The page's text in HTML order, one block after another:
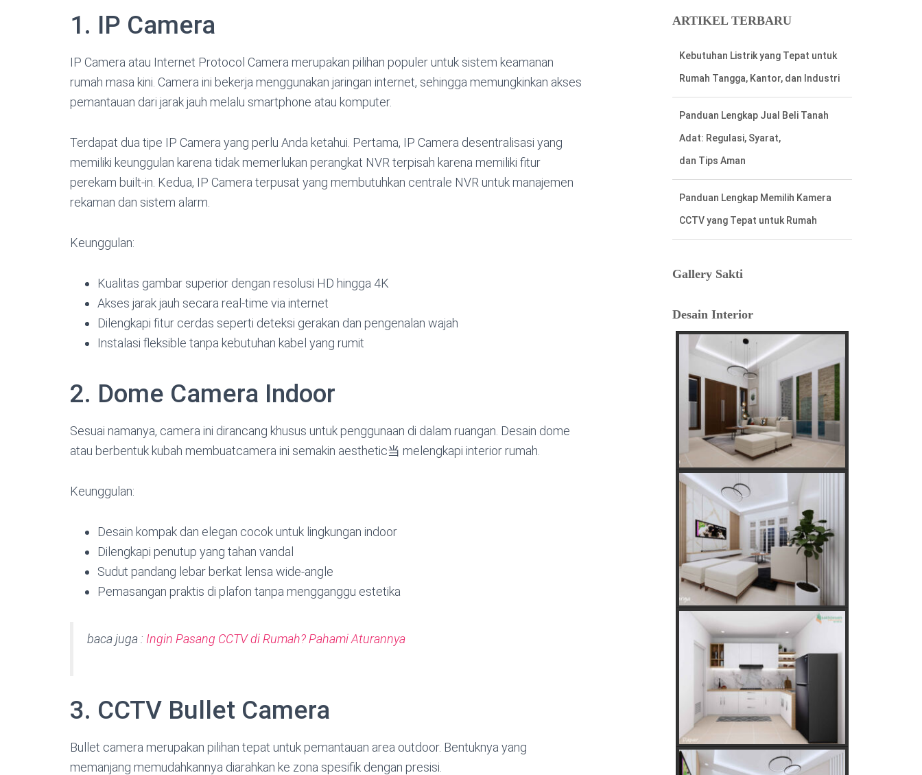
1. IP Camera
IP Camera atau Internet Protocol Camera merupakan pilihan populer untuk sistem keamanan
rumah masa kini. Camera ini bekerja menggunakan jaringan internet, sehingga memungkinkan akses
pemantauan dari jarak jauh melalu smartphone atau komputer.
Terdapat dua tipe IP Camera yang perlu Anda ketahui. Pertama, IP Camera desentralisasi yang
memiliki keunggulan karena tidak memerlukan perangkat NVR terpisah karena memiliki fitur
perekam built-in. Kedua, IP Camera terpusat yang membutuhkan centrale NVR untuk manajemen
rekaman dan sistem alarm.
Keunggulan:
Kualitas gambar superior dengan resolusi HD hingga 4K
Akses jarak jauh secara real-time via internet
Dilengkapi fitur cerdas seperti deteksi gerakan dan pengenalan wajah
Instalasi fleksible tanpa kebutuhan kabel yang rumit
2. Dome Camera Indoor
Sesuai namanya, camera ini dirancang khusus untuk penggunaan di dalam ruangan. Desain dome
atau berbentuk kubah membuatcamera ini semakin aesthetic当 melengkapi interior rumah.
Keunggulan:
Desain kompak dan elegan cocok untuk lingkungan indoor
Dilengkapi penutup yang tahan vandal
Sudut pandang lebar berkat lensa wide-angle
Pemasangan praktis di plafon tanpa mengganggu estetika
baca juga : Ingin Pasang CCTV di Rumah? Pahami Aturannya
3. CCTV Bullet Camera
Bullet camera merupakan pilihan tepat untuk pemantauan area outdoor. Bentuknya yang
memanjang memudahkannya diarahkan ke zona spesifik dengan presisi.
ARTIKEL TERBARU
Panduan Lengkap Jual Beli Tanah
Adat: Regulasi, Syarat,
dan Tips Aman
Panduan Lengkap Memilih Kamera
CCTV yang Tepat untuk Rumah
Cara Mudah Menemukan Nomor
Rekening Listrik di Meteran Listrik
Lama
Tafsir Anjing Datang ke Rumah:
Hal Penting Saat Cek Tagihan Listrik
PLN Agar Tidak Keliru
Cara Cepat dan Mudah cek Tagihan
Listrik via WhatsApp: Panduan
Lengkap PLN 123
Menentukan Hari dan Bulan Baik
Membangun Rumah Menurut
Hitungan Jawa
Rahasia Memilih Hari Baik untuk
Membangun Rumah Menurut
Hitungan Jawa
Keajaiban Lukisan Panen Padi
dalam Feng Shui
Mimpi Tikus Masuk Rumah: Apa
Makna Sebenarnya?
Gallery Sakti
Desain Interior